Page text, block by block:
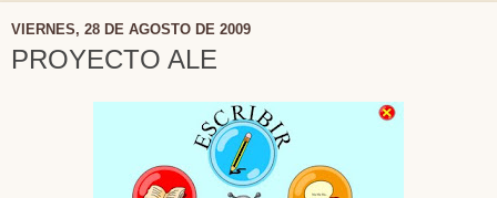
VIERNES, 28 DE AGOSTO DE 2009
PROYECTO ALE